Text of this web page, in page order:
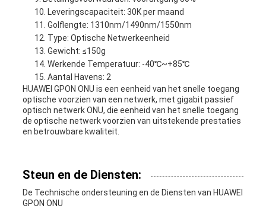
Leveringscapaciteit: 30K per maand
Golflengte: 1310nm/1490nm/1550nm
Type: Optische Netwerkeenheid
Gewicht: ≤150g
Werkende Temperatuur: -40℃~+85℃
Aantal Havens: 2
HUAWEI GPON ONU is een eenheid van het snelle toegang
optische voorzien van een netwerk, met gigabit passief
optisch netwerk ONU, die eenheid van het snelle toegang
de optische netwerk voorzien van uitstekende prestaties
en betrouwbare kwaliteit.
Steun en de Diensten:
De Technische ondersteuning en de Diensten van HUAWEI
GPON ONU